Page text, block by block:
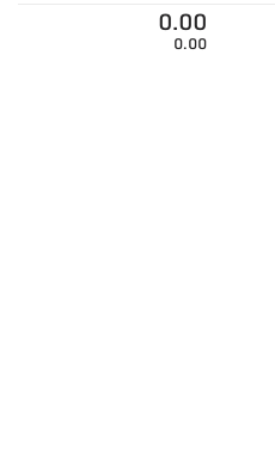
0.00
0.00